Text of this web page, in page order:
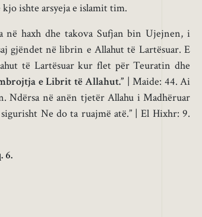
ishte arsyeja e islamit tim.
haxh dhe takova Sufjan bin Ujejnen, i
gjëndet në librin e Allahut të Lartësuar. E
të Lartësuar kur flet për Teuratin dhe
e Librit të Allahut.” | Maide: 44. Ai
Ndërsa në anën tjetër Allahu i Madhëruar
Ne do ta ruajmë atë.” | El Hixhr: 9.
6.